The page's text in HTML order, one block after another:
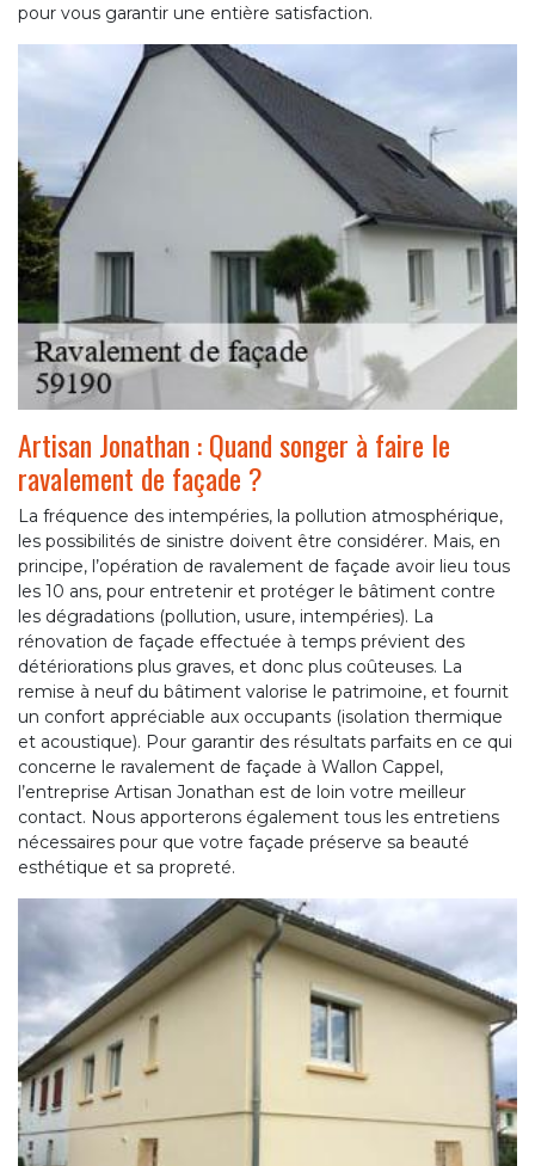
pour vous garantir une entière satisfaction.
Artisan Jonathan : Quand songer à faire le
ravalement de façade ?
La fréquence des intempéries, la pollution atmosphérique,
les possibilités de sinistre doivent être considérer. Mais, en
principe, l’opération de ravalement de façade avoir lieu tous
les 10 ans, pour entretenir et protéger le bâtiment contre
les dégradations (pollution, usure, intempéries). La
rénovation de façade effectuée à temps prévient des
détériorations plus graves, et donc plus coûteuses. La
remise à neuf du bâtiment valorise le patrimoine, et fournit
un confort appréciable aux occupants (isolation thermique
et acoustique). Pour garantir des résultats parfaits en ce qui
concerne le ravalement de façade à Wallon Cappel,
l’entreprise Artisan Jonathan est de loin votre meilleur
contact. Nous apporterons également tous les entretiens
nécessaires pour que votre façade préserve sa beauté
esthétique et sa propreté.